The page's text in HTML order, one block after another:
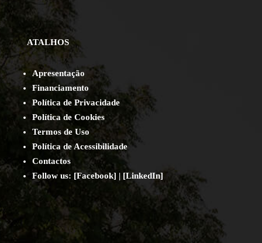
ATALHOS
Apresentação
Financiamento
Política de Privacidade
Política de Cookies
Termos de Uso
Política de Acessibilidade
Contactos
Follow us: [Facebook] | [LinkedIn]